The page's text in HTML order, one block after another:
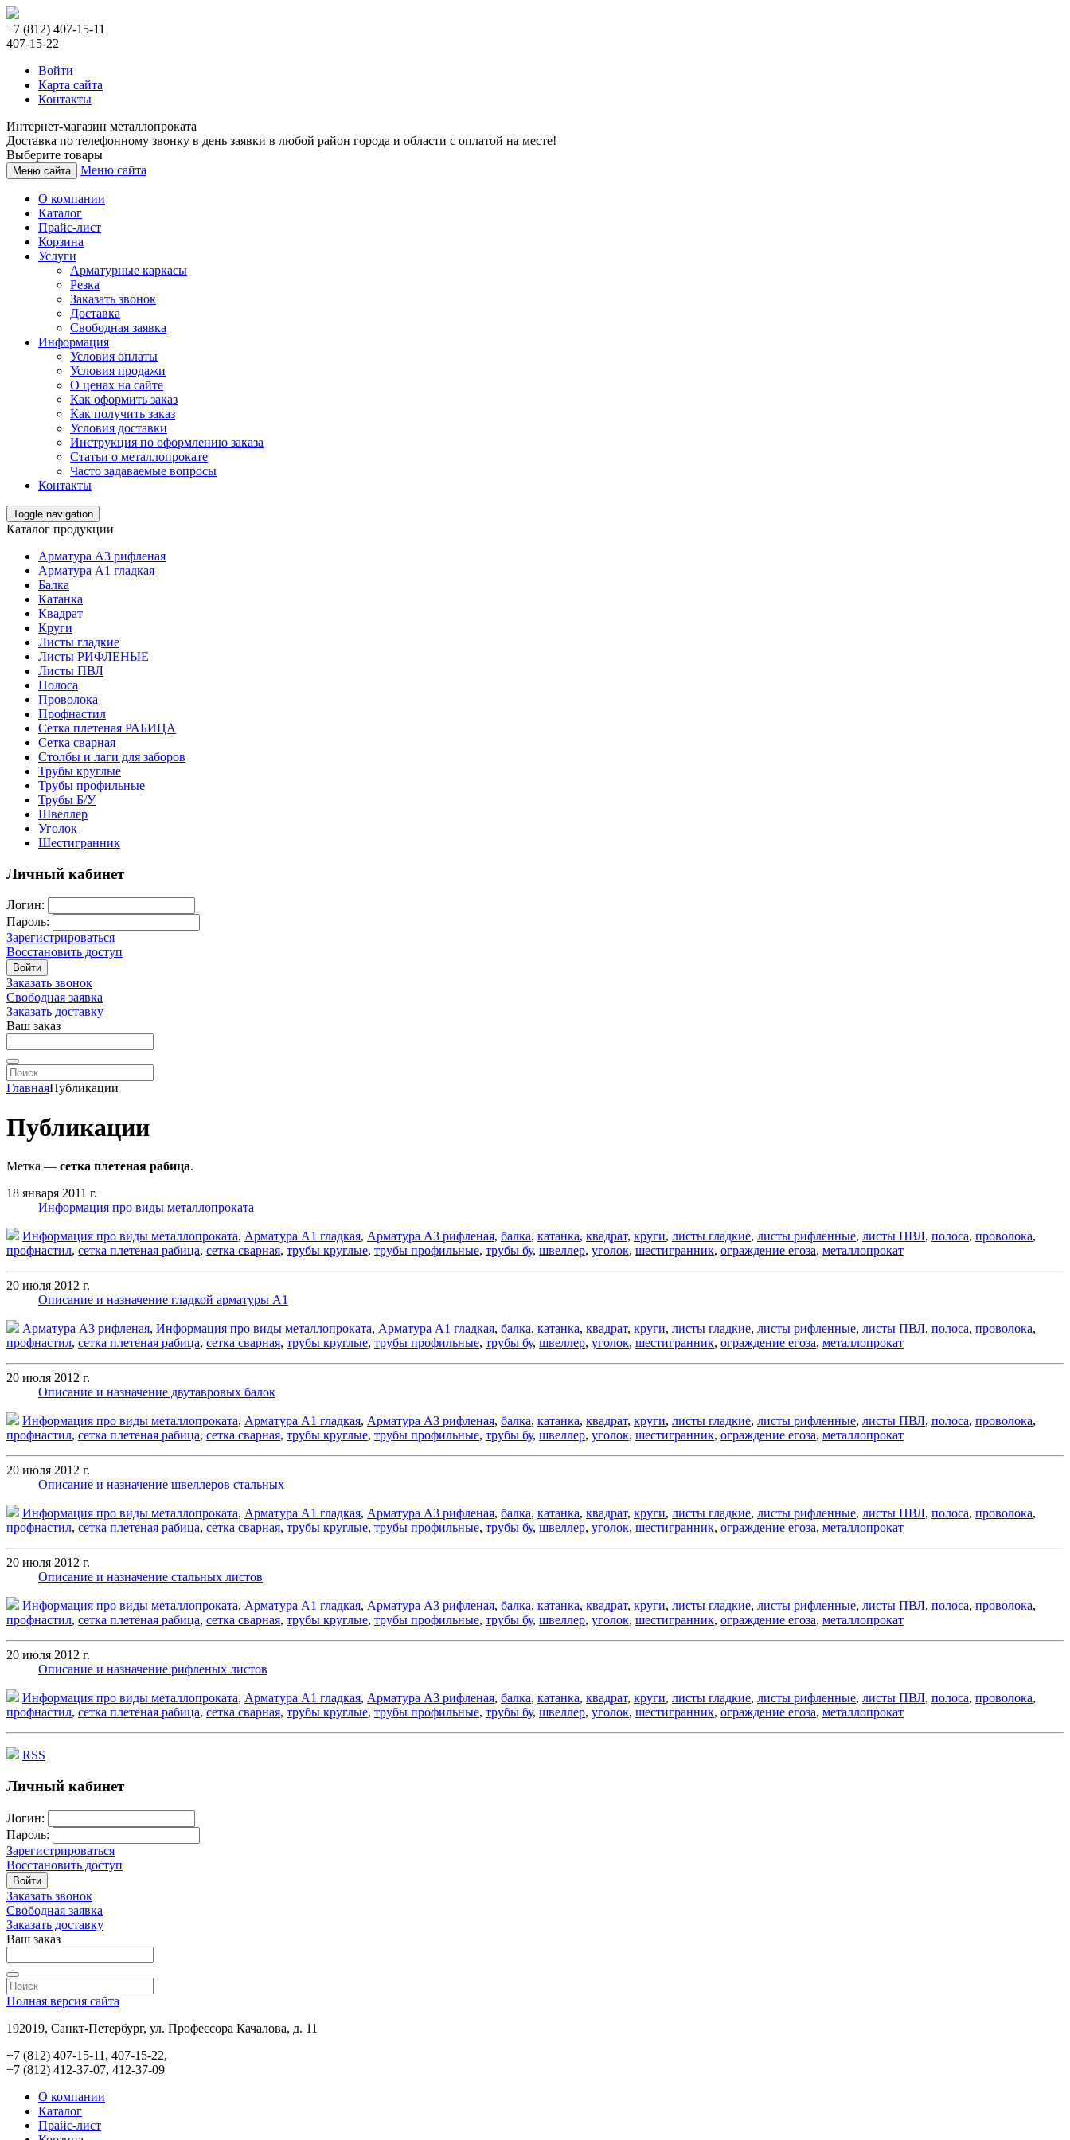
+7 (812) 407-15-11
407-15-22
Войти
Карта сайта
Контакты
Интернет-магазин металлопроката
Доставка по телефонному звонку в день заявки в любой район города и области с оплатой на месте!
Выберите товары
Меню сайта Меню сайта
О компании
Каталог
Прайс-лист
Корзина
Услуги
Арматурные каркасы
Резка
Заказать звонок
Доставка
Свободная заявка
Информация
Условия оплаты
Условия продажи
О ценах на сайте
Как оформить заказ
Как получить заказ
Условия доставки
Инструкция по оформлению заказа
Статьи о металлопрокате
Часто задаваемые вопросы
Контакты
Toggle navigation
Каталог продукции
Арматура А3 рифленая
Арматура А1 гладкая
Балка
Катанка
Квадрат
Круги
Листы гладкие
Листы РИФЛЕНЫЕ
Листы ПВЛ
Полоса
Проволока
Профнастил
Сетка плетеная РАБИЦА
Сетка сварная
Столбы и лаги для заборов
Трубы круглые
Трубы профильные
Трубы Б/У
Швеллер
Уголок
Шестигранник
Личный кабинет
Логин:
Пароль:
Зарегистрироваться
Восстановить доступ
Войти
Заказать звонок
Свободная заявка
Заказать доставку
Ваш заказ
ГлавнаяПубликации
Публикации
Метка — сетка плетеная рабица.
18 января 2011 г.
Информация про виды металлопроката
Информация про виды металлопроката, Арматура А1 гладкая, Арматура А3 рифленая, балка, катанка, квадрат, круги, листы гладкие, листы рифленные, листы ПВЛ, полоса, проволока,
профнастил, сетка плетеная рабица, сетка сварная, трубы круглые, трубы профильные, трубы бу, швеллер, уголок, шестигранник, ограждение егоза, металлопрокат
20 июля 2012 г.
Описание и назначение гладкой арматуры А1
Арматура А3 рифленая, Информация про виды металлопроката, Арматура А1 гладкая, балка, катанка, квадрат, круги, листы гладкие, листы рифленные, листы ПВЛ, полоса, проволока,
профнастил, сетка плетеная рабица, сетка сварная, трубы круглые, трубы профильные, трубы бу, швеллер, уголок, шестигранник, ограждение егоза, металлопрокат
20 июля 2012 г.
Описание и назначение двутавровых балок
Информация про виды металлопроката, Арматура А1 гладкая, Арматура А3 рифленая, балка, катанка, квадрат, круги, листы гладкие, листы рифленные, листы ПВЛ, полоса, проволока,
профнастил, сетка плетеная рабица, сетка сварная, трубы круглые, трубы профильные, трубы бу, швеллер, уголок, шестигранник, ограждение егоза, металлопрокат
20 июля 2012 г.
Описание и назначение швеллеров стальных
Информация про виды металлопроката, Арматура А1 гладкая, Арматура А3 рифленая, балка, катанка, квадрат, круги, листы гладкие, листы рифленные, листы ПВЛ, полоса, проволока,
профнастил, сетка плетеная рабица, сетка сварная, трубы круглые, трубы профильные, трубы бу, швеллер, уголок, шестигранник, ограждение егоза, металлопрокат
20 июля 2012 г.
Описание и назначение стальных листов
Информация про виды металлопроката, Арматура А1 гладкая, Арматура А3 рифленая, балка, катанка, квадрат, круги, листы гладкие, листы рифленные, листы ПВЛ, полоса, проволока,
профнастил, сетка плетеная рабица, сетка сварная, трубы круглые, трубы профильные, трубы бу, швеллер, уголок, шестигранник, ограждение егоза, металлопрокат
20 июля 2012 г.
Описание и назначение рифленых листов
Информация про виды металлопроката, Арматура А1 гладкая, Арматура А3 рифленая, балка, катанка, квадрат, круги, листы гладкие, листы рифленные, листы ПВЛ, полоса, проволока,
профнастил, сетка плетеная рабица, сетка сварная, трубы круглые, трубы профильные, трубы бу, швеллер, уголок, шестигранник, ограждение егоза, металлопрокат
RSS
Личный кабинет
Логин:
Пароль:
Зарегистрироваться
Восстановить доступ
Войти
Заказать звонок
Свободная заявка
Заказать доставку
Ваш заказ
Полная версия сайта
192019, Санкт-Петербург, ул. Профессора Качалова, д. 11
+7 (812) 407-15-11, 407-15-22,
+7 (812) 412-37-07, 412-37-09
О компании
Каталог
Прайс-лист